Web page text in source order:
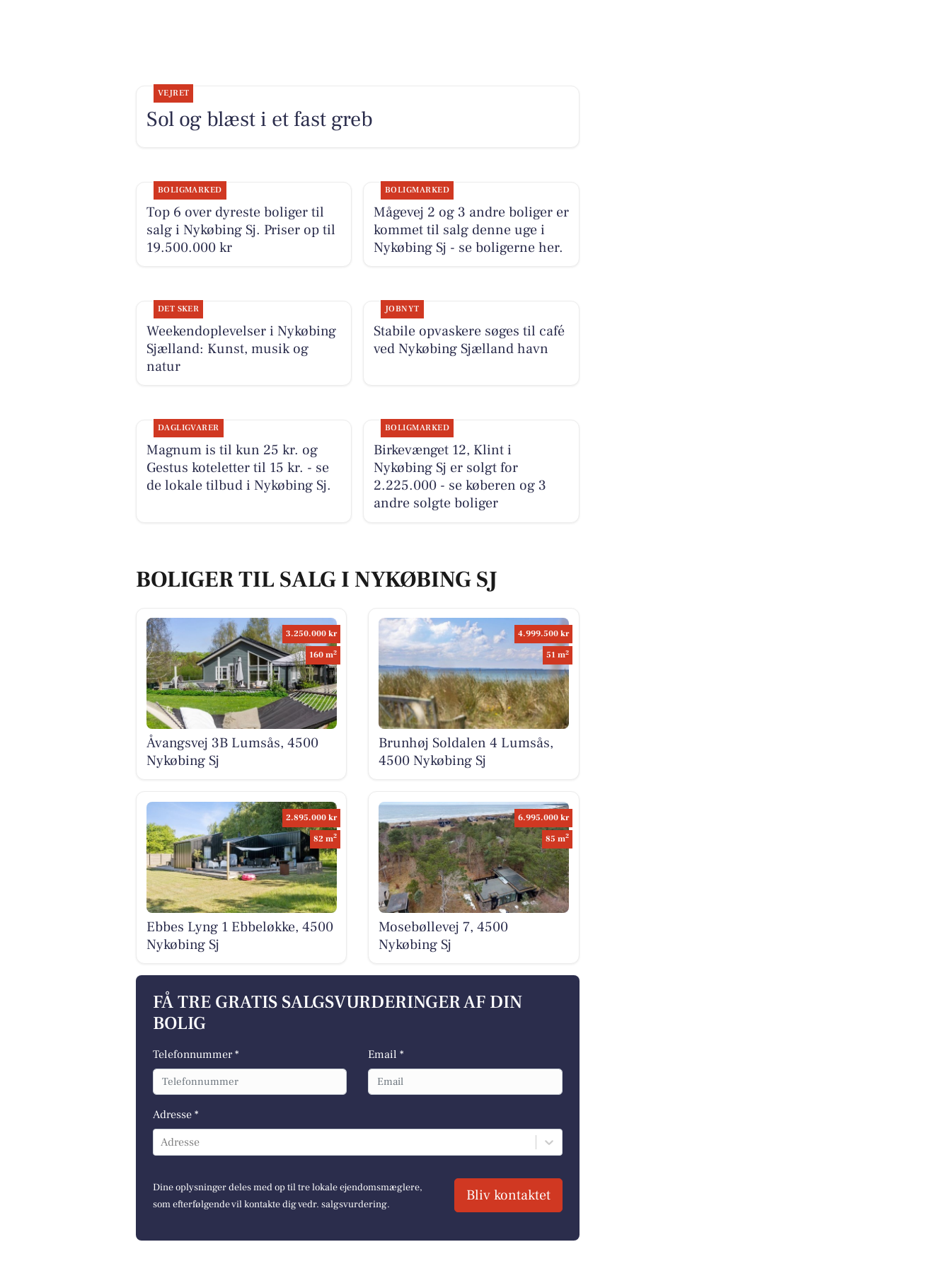
VEJRET
Sol og blæst i et fast greb
BOLIGMARKED
Top 6 over dyreste boliger til
salg i Nykøbing Sj. Priser op til
19.500.000 kr
BOLIGMARKED
Mågevej 2 og 3 andre boliger er
kommet til salg denne uge i
Nykøbing Sj - se boligerne her.
DET SKER
Weekendoplevelser i Nykøbing
Sjælland: Kunst, musik og
natur
JOBNYT
Stabile opvaskere søges til café
ved Nykøbing Sjælland havn
DAGLIGVARER
Magnum is til kun 25 kr. og
Gestus koteletter til 15 kr. - se
de lokale tilbud i Nykøbing Sj.
BOLIGMARKED
Birkevænget 12, Klint i
Nykøbing Sj er solgt for
2.225.000 - se køberen og 3
andre solgte boliger
BOLIGER TIL SALG I NYKØBING SJ
3.250.000 kr
160 m2
Åvangsvej 3B Lumsås, 4500
Nykøbing Sj
4.999.500 kr
51 m2
Brunhøj Soldalen 4 Lumsås,
4500 Nykøbing Sj
2.895.000 kr
82 m2
Ebbes Lyng 1 Ebbeløkke, 4500
Nykøbing Sj
6.995.000 kr
85 m2
Mosebøllevej 7, 4500
Nykøbing Sj
FÅ TRE GRATIS SALGSVURDERINGER AF DIN
BOLIG
Telefonnummer * Email *
Adresse *
Adresse
Dine oplysninger deles med op til tre lokale ejendomsmæglere,
som efterfølgende vil kontakte dig vedr. salgsvurdering.
Bliv kontaktet